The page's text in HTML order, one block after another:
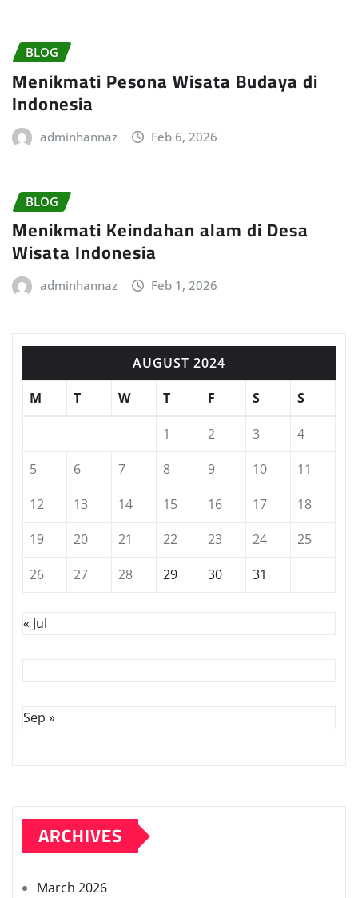
BLOG
Menikmati Pesona Wisata Budaya di
Indonesia
adminhannaz Feb 6, 2026
BLOG
Menikmati Keindahan alam di Desa
Wisata Indonesia
adminhannaz Feb 1, 2026
AUGUST 2024
M
T W T F S S
1 2 3
4
5
6 7 8 9 10
11
12
13 14 15 16 17
18
19
20 21 22 23 24
25
26
27 28 29 30 31
« Jul
Sep »
ARCHIVES
March 2026